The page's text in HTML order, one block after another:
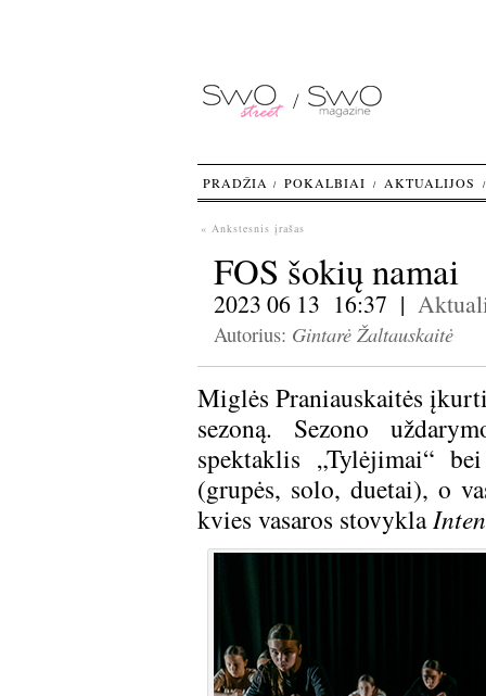
« Ankstesnis įrašas
FOS šokių namai
2023 06 13 16:37 |
Autorius: Gintarė Žaltauskaitė
Miglės Praniauskaitės
sezoną. Sezono
spektaklis „Tylėjimai“
(grupės, solo, duetai), o
kvies vasaros stovykla
PRADŽIA POKALBIAI AKTUALIJOS